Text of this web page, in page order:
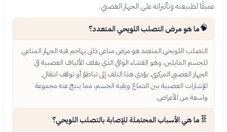
عميقًا لطبيعته وتأثيراته على الجهاز العصبي.
🧠ما هو مرض التصلب اللويحي المتعدد؟
التصلب اللويحي المتعدد هو مرض مناعي ذاتي يهاجم فيه الجهاز المناعي
للجسم المايلين، وهو الغشاء الواقي الذي يغلف الألياف العصبية في
الجهاز العصبي المركزي. يؤدي هذا التلف إلى تباطؤ أو توقف انتقال
الإشارات العصبية بين الدماغ وبقية الجسم، مما ينتج عنه مجموعة
واسعة من الأعراض.
🧬 ما هي الأسباب المحتملة للإصابة بالتصلب اللويحي؟